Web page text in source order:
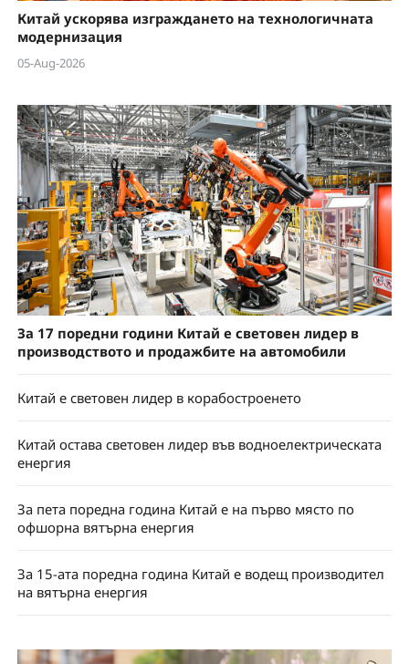
Китай ускорява изграждането на технологичната
модернизация
05-Aug-2026
За 17 поредни години Китай е световен лидер в
производството и продажбите на автомобили
Китай е световен лидер в корабостроенето
Китай остава световен лидер във водноелектрическата
енергия
За пета поредна година Китай е на първо място по
офшорна вятърна енергия
За 15-ата поредна година Китай е водещ производител
на вятърна енергия